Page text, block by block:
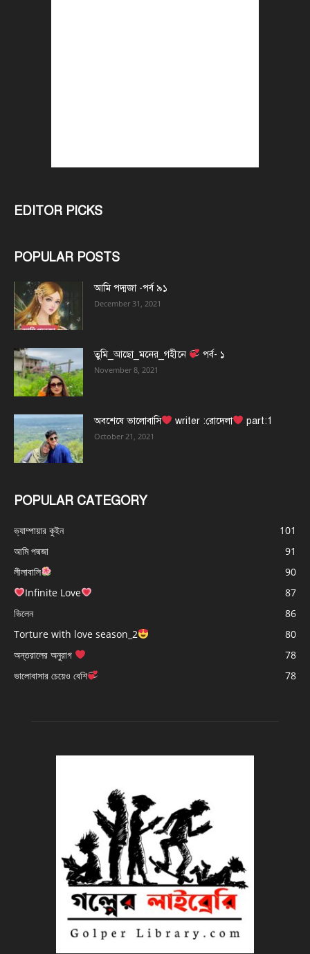
EDITOR PICKS
POPULAR POSTS
আমি পদ্মজা -পর্ব ৯১
December 31, 2021
তুমি_আছো_মনের_গহীনে পর্ব- ১
November 8, 2021
অবশেষে ভালোবাসি writer :রোদেলা part:1
October 21, 2021
POPULAR CATEGORY
ভ্যাম্পায়ার কুইন
101
আমি পদ্মজা
91
লীলাবালি
90
Infinite Love
87
ভিলেন
86
Torture with love season_2
80
অন্তরালের অনুরাগ
78
ভালোবাসার চেয়েও বেশি
78